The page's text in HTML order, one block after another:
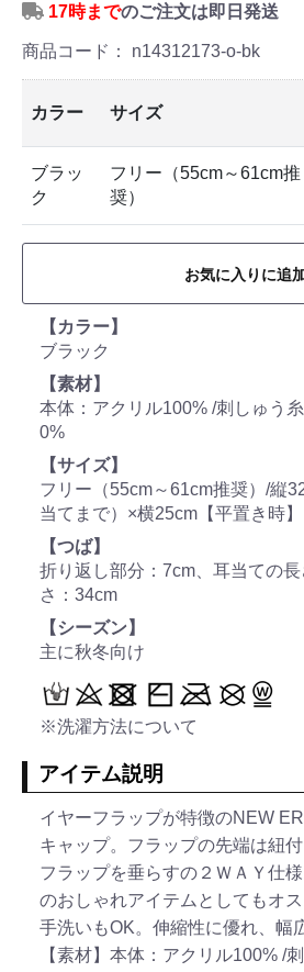
17時までのご注文は即日発送
商品コード： n14312173-o-bk
カラー サイズ
ブラッ
ク
フリー（55cm～61cm推
奨）
お気に入りに追
【カラー】
ブラック
【素材】
本体：アクリル100% /刺しゅう
0%
【サイズ】
フリー（55cm～61cm推奨）/縦
当てまで）×横25cm【平置き時】
【つば】
折り返し部分：7cm、耳当ての
さ：34cm
【シーズン】
主に秋冬向け
※洗濯方法について
アイテム説明
イヤーフラップが特徴のNEW
キャップ。フラップの先端は紐付
フラップを垂らすの２ＷＡＹ仕
のおしゃれアイテムとしてもオ
手洗いもOK。伸縮性に優れ、幅
【素材】本体：アクリル100% /